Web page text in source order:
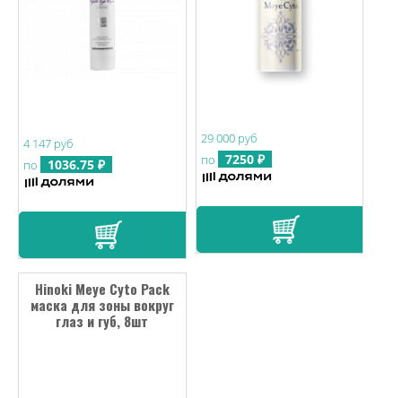
4 147 руб
по
1036.75 ₽
29 000 руб
по
7250 ₽
Hinoki Meye Cyto Pack
маска для зоны вокруг
глаз и губ, 8шт